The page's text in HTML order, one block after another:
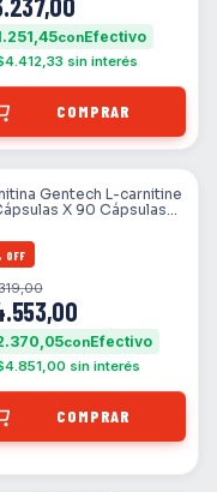
con
sin interés
Gentech L-carnitine
X 90 Cápsulas
OFF
con
sin interés